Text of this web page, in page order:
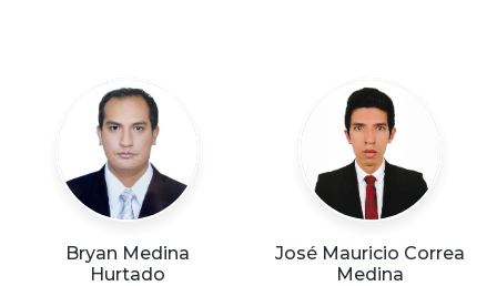
Bryan Medina
Hurtado
José Mauricio Correa
Medina